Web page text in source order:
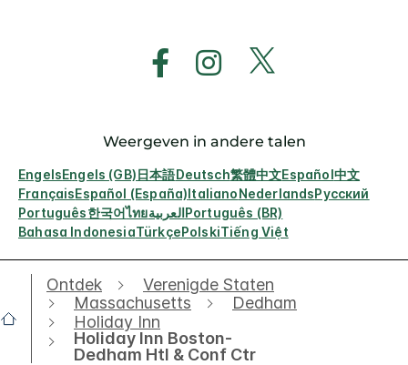
Weergeven in andere talen
EngelsEngels (GB)日本語Deutsch繁體中文Español中文
FrançaisEspañol (España)ItalianoNederlandsРусский
Português한국어ไทยالعربيةPortuguês (BR)
Bahasa IndonesiaTürkçePolskiTiếng Việt
Ontdek
Verenigde Staten
Massachusetts
Dedham
Holiday Inn
Holiday Inn Boston-
Dedham Htl & Conf Ctr